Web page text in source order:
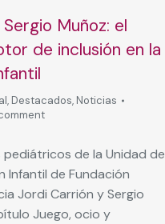
Muñoz: el
de inclusión en la
, Destacados, Noticias
de la Unidad de
Infantil de Fundación
Jordi Carrión y Sergio
Juego, ocio y